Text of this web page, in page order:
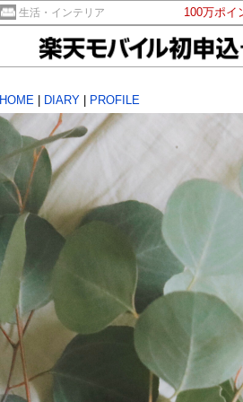
生活・インテリア 100万ポイ
HOME DIARY PROFILE